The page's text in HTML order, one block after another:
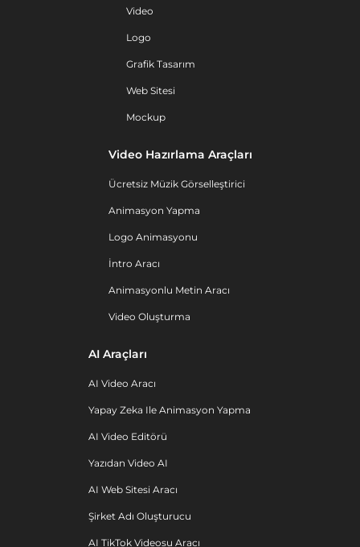
Video
Logo
Grafik Tasarım
Web Sitesi
Mockup
Video Hazırlama Araçları
Ücretsiz Müzik Görselleştirici
Animasyon Yapma
Logo Animasyonu
İntro Aracı
Animasyonlu Metin Aracı
Video Oluşturma
AI Araçları
AI Video Aracı
Yapay Zeka Ile Animasyon Yapma
AI Video Editörü
Yazıdan Video AI
AI Web Sitesi Aracı
Şirket Adı Oluşturucu
AI TikTok Videosu Aracı